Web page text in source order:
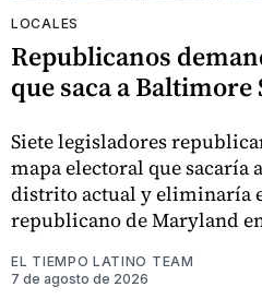
LOCALES
Republicanos
que saca a
Siete legisladores
mapa electoral que sacaría
distrito actual y eliminaría
republicano de Maryland
EL TIEMPO LATINO TEAM
7 de agosto de 2026